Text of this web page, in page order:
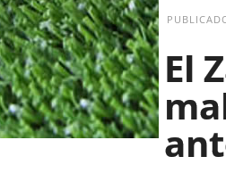
El